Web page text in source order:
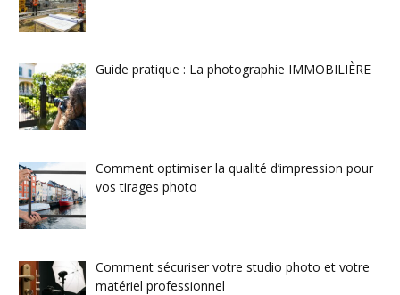
Guide pratique : La photographie IMMOBILIÈRE
Comment optimiser la qualité d’impression pour
vos tirages photo
Comment sécuriser votre studio photo et votre
matériel professionnel